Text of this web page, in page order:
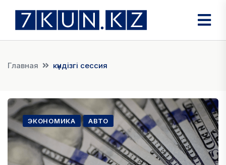
Главная күндізгі сессия
ЭКОНОМИКА АВТО